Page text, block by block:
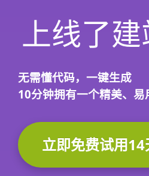
上线了建
无需懂代码， 一键生成
10分钟拥有一个精美、易
立即免费试用14